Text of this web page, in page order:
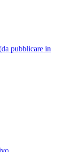
pubblicare in